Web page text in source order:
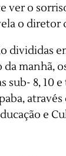
ver o
o
divididas
manhã,
sub- 8, 10
e